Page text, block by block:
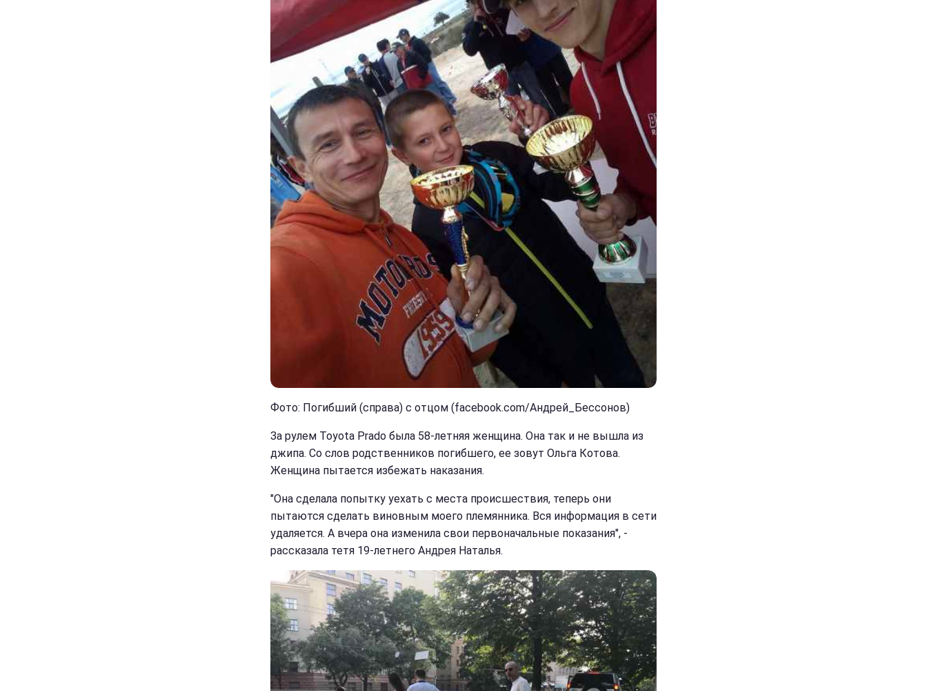
Фото: Погибший (справа) с отцом (facebook.com/Андрей_Бессонов)
За рулем Toyota Prado была 58-летняя женщина. Она так и не вышла из
джипа. Со слов родственников погибшего, ее зовут Ольга Котова.
Женщина пытается избежать наказания.
"Она сделала попытку уехать с места происшествия, теперь они
пытаются сделать виновным моего племянника. Вся информация в сети
удаляется. А вчера она изменила свои первоначальные показания", -
рассказала тетя 19-летнего Андрея Наталья.